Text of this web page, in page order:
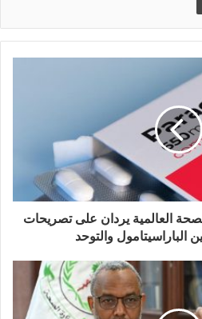
العالمية يردان على تصريحات
الباراسيتامول والتوحد